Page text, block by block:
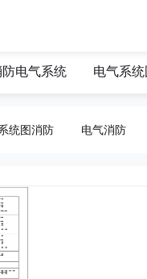
防电气系统 电气系
统图消防 电气消防